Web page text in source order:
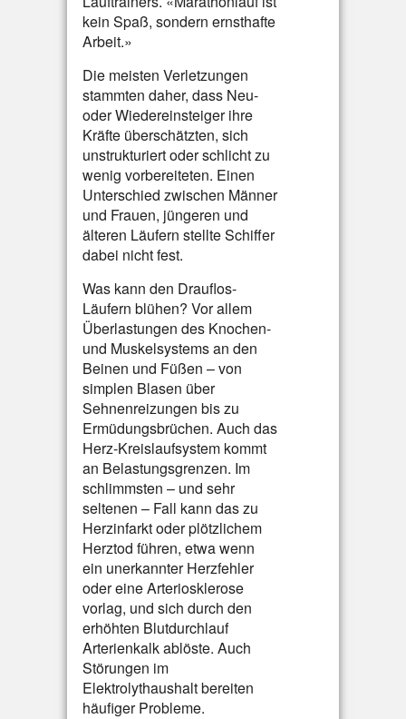
kein Spaß, sondern ernsthafte
Arbeit.»
Die meisten Verletzungen
stammten daher, dass Neu-
oder Wiedereinsteiger ihre
Kräfte überschätzten, sich
unstrukturiert oder schlicht zu
wenig vorbereiteten. Einen
Unterschied zwischen Männer
und Frauen, jüngeren und
älteren Läufern stellte Schiffer
dabei nicht fest.
Was kann den Drauflos-
Läufern blühen? Vor allem
Überlastungen des Knochen-
und Muskelsystems an den
Beinen und Füßen – von
simplen Blasen über
Sehnenreizungen bis zu
Ermüdungsbrüchen. Auch das
Herz-Kreislaufsystem kommt
an Belastungsgrenzen. Im
schlimmsten – und sehr
seltenen – Fall kann das zu
Herzinfarkt oder plötzlichem
Herztod führen, etwa wenn
ein unerkannter Herzfehler
oder eine Arteriosklerose
vorlag, und sich durch den
erhöhten Blutdurchlauf
Arterienkalk ablöste. Auch
Störungen im
Elektrolythaushalt bereiten
häufiger Probleme.